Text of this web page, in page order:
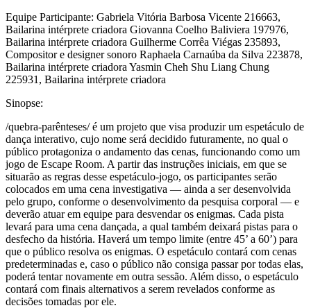
Equipe Participante: Gabriela Vitória Barbosa Vicente 216663,
Bailarina intérprete criadora Giovanna Coelho Baliviera 197976,
Bailarina intérprete criadora Guilherme Corrêa Viégas 235893,
Compositor e designer sonoro Raphaela Carnaúba da Silva 223878,
Bailarina intérprete criadora Yasmin Cheh Shu Liang Chung
225931, Bailarina intérprete criadora
Sinopse:
/quebra-parênteses/ é um projeto que visa produzir um espetáculo de
dança interativo, cujo nome será decidido futuramente, no qual o
público protagoniza o andamento das cenas, funcionando como um
jogo de Escape Room. A partir das instruções iniciais, em que se
situarão as regras desse espetáculo-jogo, os participantes serão
colocados em uma cena investigativa — ainda a ser desenvolvida
pelo grupo, conforme o desenvolvimento da pesquisa corporal — e
deverão atuar em equipe para desvendar os enigmas. Cada pista
levará para uma cena dançada, a qual também deixará pistas para o
desfecho da história. Haverá um tempo limite (entre 45’ a 60’) para
que o público resolva os enigmas. O espetáculo contará com cenas
predeterminadas e, caso o público não consiga passar por todas elas,
poderá tentar novamente em outra sessão. Além disso, o espetáculo
contará com finais alternativos a serem revelados conforme as
decisões tomadas por ele.